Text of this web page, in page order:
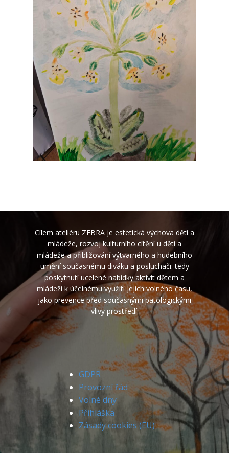
Cílem ateliéru ZEBRA je estetická výchova dětí a
mládeže, rozvoj kulturního cítění u dětí a
mládeže a přibližování výtvarného a hudebního
umění současnému diváku a posluchači: tedy
poskytnutí ucelené nabídky aktivit dětem a
mládeži k účelnému využití jejich volného času,
jako prevence před současnými patologickými
vlivy prostředí.
GDPR
Provozní řád
Volné dny
Přihláška
Zásady cookies (EU)